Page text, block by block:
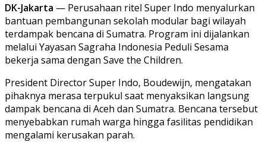
DK-Jakarta — Perusahaan ritel Super Indo menyalurkan
bantuan pembangunan sekolah modular bagi wilayah
terdampak bencana di Sumatra. Program ini dijalankan
melalui Yayasan Sagraha Indonesia Peduli Sesama
bekerja sama dengan Save the Children.
President Director Super Indo, Boudewijn, mengatakan
pihaknya merasa terpukul saat menyaksikan langsung
dampak bencana di Aceh dan Sumatra. Bencana tersebut
menyebabkan rumah warga hingga fasilitas pendidikan
mengalami kerusakan parah.